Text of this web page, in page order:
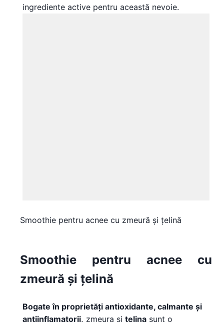
ingrediente active pentru această nevoie.
Smoothie pentru acnee cu zmeură și țelină
Smoothie pentru acnee cu
zmeură și țelină
Bogate în proprietăți antioxidante, calmante și
antiinflamatorii, zmeura și țelina sunt o